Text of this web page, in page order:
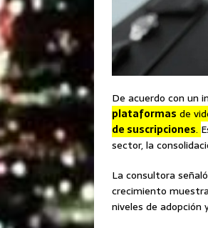
De acuerdo con un
plataformas de
de suscripciones.
sector, la
La consultora
crecimiento
niveles de adopción